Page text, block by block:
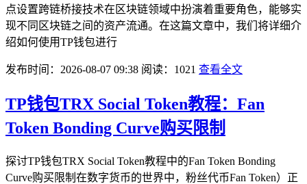
点设置跨链桥接技术在区块链领域中扮演着重要角色，能够实
现不同区块链之间的资产流通。在这篇文章中，我们将详细介
绍如何使用TP钱包进行
发布时间：2026-08-07 09:38 阅读：1021 查看全文
TP钱包TRX Social Token教程：Fan
Token Bonding Curve购买限制
探讨TP钱包TRX Social Token教程中的Fan Token Bonding
Curve购买限制在数字货币的世界中，粉丝代币Fan Token）正